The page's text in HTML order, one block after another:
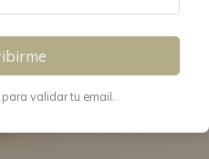
validar tu email.